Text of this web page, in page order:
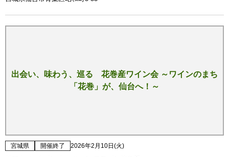
出会い、味わう、巡る 花巻産ワイン会 ～ワインのまち
「花巻」が、仙台へ！～
宮城県 開催終了 2026年2月10日(火)